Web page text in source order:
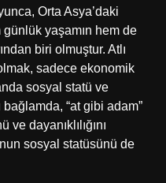
Orta Asya’daki
yaşamın hem de
biri olmuştur. Atlı
sadece ekonomik
sosyal statü ve
“at gibi adam”
dayanıklılığını
sosyal statüsünü de